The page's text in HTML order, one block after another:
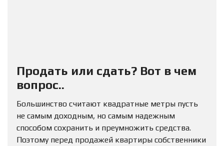
Продать или сдать? Вот в чем
вопрос..
Большинство считают квадратные метры пусть
не самым доходным, но самым надежным
способом сохранить и преумножить средства.
Поэтому перед продажей квартиры собственники